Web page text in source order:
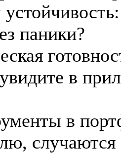
паники?
в
в